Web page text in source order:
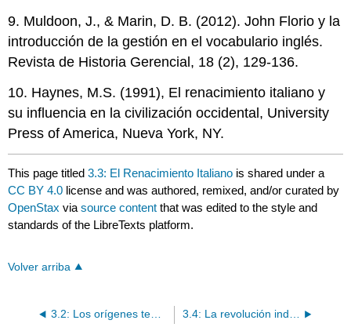
9. Muldoon, J., & Marin, D. B. (2012). John Florio y la
introducción de la gestión en el vocabulario inglés.
Revista de Historia Gerencial, 18 (2), 129-136.
10. Haynes, M.S. (1991), El renacimiento italiano y
su influencia en la civilización occidental, University
Press of America, Nueva York, NY.
This page titled3.3: El Renacimiento Italiano is shared under a
CC BY 4.0 license and was authored, remixed, and/or curated by
OpenStax viasource content that was edited to the style and
standards of the LibreTexts platform.
Volver arriba
3.2: Los orígenes tempranos de la gestión